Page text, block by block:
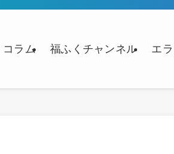
コラム 福ふくチャンネル エ